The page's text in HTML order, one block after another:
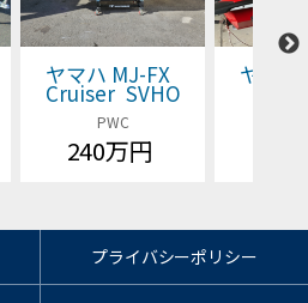
ヤマハ MJ-FX
Cruiser SVHO
PWC
240万円
ヤマ
プライバシーポリシー